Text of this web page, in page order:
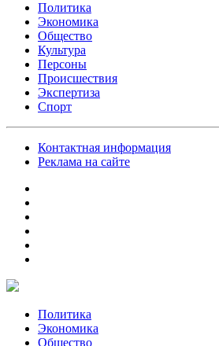
Политика
Экономика
Общество
Культура
Персоны
Происшествия
Экспертиза
Спорт
Контактная информация
Реклама на сайте
Политика
Экономика
Общество